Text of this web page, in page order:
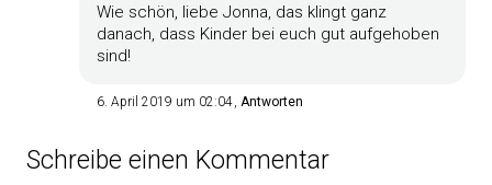
Wie schön, liebe Jonna, das klingt ganz
danach, dass Kinder bei euch gut aufgehoben
sind!
6. April 2019 um 02:04 Antworten
Schreibe einen Kommentar